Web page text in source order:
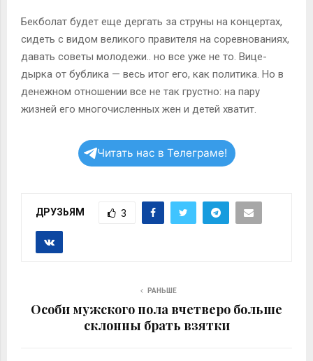
Бекболат будет еще дергать за струны на концертах,
сидеть с видом великого правителя на соревнованиях,
давать советы молодежи.. но все уже не то. Вице-
дырка от бублика — весь итог его, как политика. Но в
денежном отношении все не так грустно: на пару
жизней его многочисленных жен и детей хватит.
Читать нас в Телеграме!
ДРУЗЬЯМ 3
РАНЬШЕ
Особи мужского пола вчетверо больше
склонны брать взятки